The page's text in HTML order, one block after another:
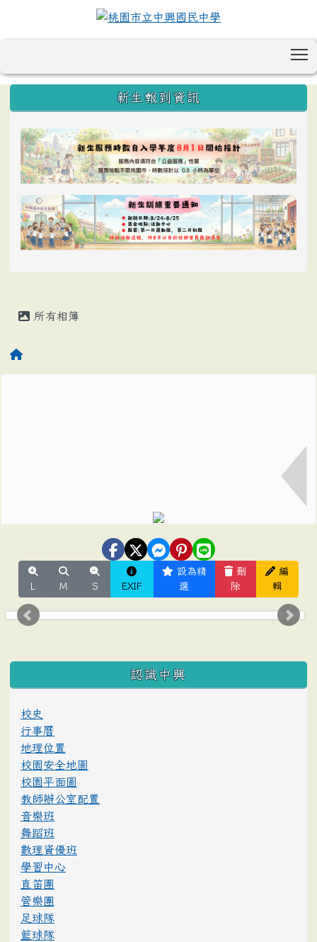
:::
新生報到資訊
所有相簿
M S EXIF
設為精
選
刪
除
編
輯
:::
認識中興
校史
行事曆
地理位置
校園安全地圖
校園平面圖
教師辦公室配置
音樂班
舞蹈班
數理資優班
學習中心
直笛團
管樂團
足球隊
籃球隊